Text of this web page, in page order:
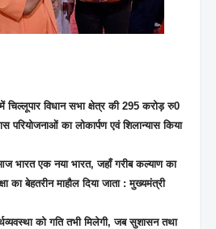
विधान सभा क्षेत्र की 295 करोड़ रु0
का लोकार्पण एवं शिलान्यास किया
भारत एक नया भारत, जहाँ गरीब कल्याण का
का बेहतरीन माहौल दिया जाता : मुख्यमंत्री
को गति तभी मिलेगी, जब सुशासन तथा